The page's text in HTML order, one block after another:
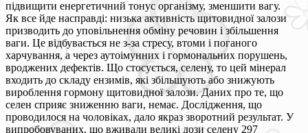
підвищити енергетичний тонус організму, зменшити вагу.
Як все йде насправді: низька активність щитовидної залози
призводить до уповільнення обміну речовин і збільшення
ваги. Це відбувається не з-за стресу, втоми і поганого
харчування, а через аутоімунних і гормональних порушень,
вроджених дефектів. Що стосується, селену, то цей мінерал
входить до складу ензимів, які збільшують або знижують
вироблення гормону щитовидної залози. Даних про те, що
селен сприяє зниженню ваги, немає. Дослідження, що
проводилося на чоловіках, дало якраз зворотний результат. У
випробовуваних, що вживали великі дози селену 297